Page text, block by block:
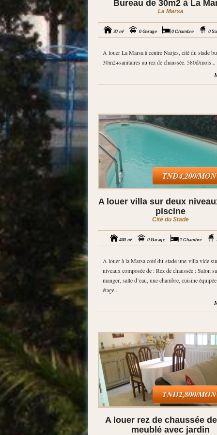
Bureau de 30m2 à La
La Marsa
30 m² 0 Garage 0 Chambre 0
A louer La Marsa à centre Narjes, cité du stade
30m2+sanitaires au rez de chaussée. 580d/mois...
TND4,200/
A louer villa sur deux
piscine
Cité du Stade
400 m² 0 Garage 1 Chambre
A louer à la Marsa coté du stade une villa vide
niveaux composée de : Rez de chaussée : Salon
manger, salle d’eau, une chambre, cuisine
étage...
TND2,800/
A louer rez de chaussée
meublé avec jardin